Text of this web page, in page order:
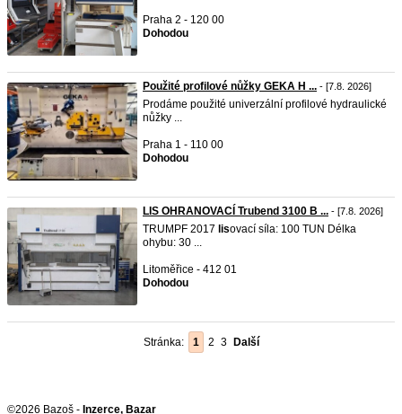
Praha 2 - 120 00
Dohodou
Použité profilové nůžky GEKA H ... - [7.8. 2026]
Prodáme použité univerzální profilové hydraulické
nůžky ...
Praha 1 - 110 00
Dohodou
LIS OHRANOVACÍ Trubend 3100 B ... - [7.8. 2026]
TRUMPF 2017 lisovací síla: 100 TUN Délka
ohybu: 30 ...
Litoměřice - 412 01
Dohodou
Stránka: 1 2 3 Další
©2026 Bazoš - Inzerce, Bazar